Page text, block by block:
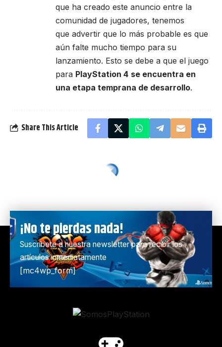
que ha creado este anuncio entre la
comunidad de jugadores, tenemos
que advertir que lo más probable es que
aún falte mucho tiempo para su
lanzamiento. Esto se debe a que el juego
para PlayStation 4 se encuentra en
una etapa temprana de desarrollo.
Share This Article
¡No te pierdas nada!
Suscríbete a nuestra newsletter para recibir los
artículos inmediatamente
[mc4wp_form]